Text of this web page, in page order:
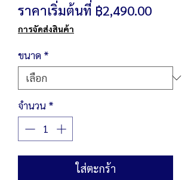
ราคาเริ่มต้นที่ ฿2,490.00ราคา
การจัดส่งสินค้า
ขนาด *
จำนวน *
ใส่ตะกร้า